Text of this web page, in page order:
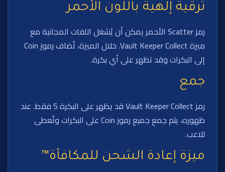
ترقية إلهية باللون الأحمر
رمز Scatter الأحمر يمكن أن يُشغل اللفات المجانية مع
ميزة Vault Keeper Collect. خلال الميزة، تُضاف رموز Coin
إلى البكرات وقد تظهر على أي بكرة.
جمع
رمز Vault Keeper Collect قد يظهر على البكرة 5 فقط. عند
ظهوره، يتم جمع جميع رموز Coin على البكرات وتُعطى
للاعب.
ميزة إعادة الشحن للمكافأة™